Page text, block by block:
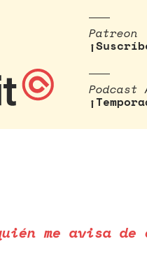
Patreon
Podcast
me avisa de